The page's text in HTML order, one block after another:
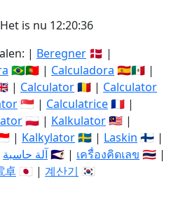
Het is nu 12:20:36
| Beregner 🇩🇰 |
🇧🇷🇵🇹 | Calculadora 🇪🇸🇲🇽 |
| Calculator🇷🇴 | Calculator
🇸🇬 | Calculatrice🇫🇷 |
🇵🇱 | Kalkulator🇲🇾 |
| Kalkylator🇸🇪 | Laskin 🇫🇮 |
آلة حاسبة🇸🇦 | เครื่องคิดเลข 🇹🇭 |
卓 🇯🇵 | 계산기 🇰🇷